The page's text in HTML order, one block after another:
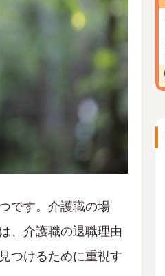
です。介護職の場
、介護職の退職理由
つけるために重視す